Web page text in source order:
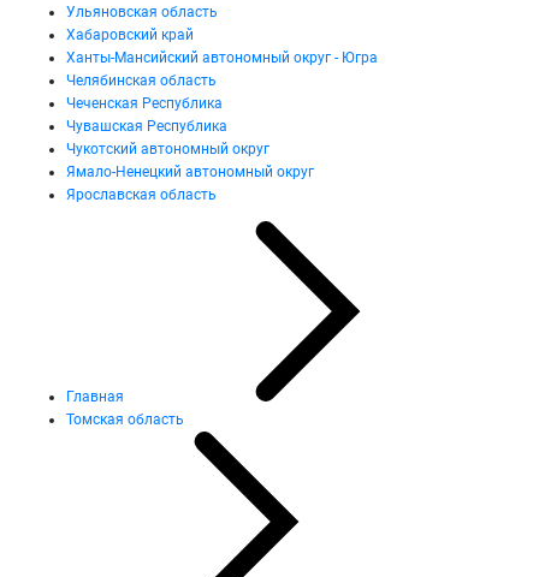
Ульяновская область
Хабаровский край
Ханты-Мансийский автономный округ - Югра
Челябинская область
Чеченская Республика
Чувашская Республика
Чукотский автономный округ
Ямало-Ненецкий автономный округ
Ярославская область
Главная
Томская область